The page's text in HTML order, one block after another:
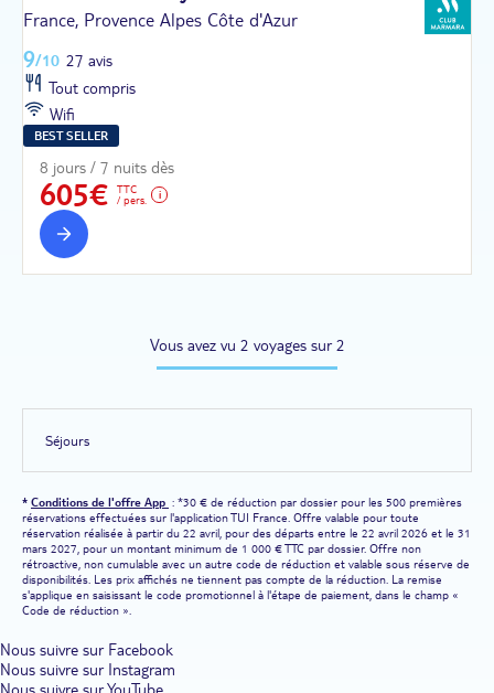
France, Provence Alpes Côte d'Azur
9/10 27 avis
Tout compris
Wifi
BEST SELLER
8 jours / 7 nuits dès
605€
TTC
/ pers.
Vous avez vu 2 voyages sur 2
Séjours
* Conditions de l'offre App : *30 € de réduction par dossier pour les 500 premières
réservations effectuées sur l'application TUI France. Offre valable pour toute
réservation réalisée à partir du 22 avril, pour des départs entre le 22 avril 2026 et le 31
mars 2027, pour un montant minimum de 1 000 € TTC par dossier. Offre non
rétroactive, non cumulable avec un autre code de réduction et valable sous réserve de
disponibilités. Les prix affichés ne tiennent pas compte de la réduction. La remise
s'applique en saisissant le code promotionnel à l'étape de paiement, dans le champ «
Code de réduction ».
Nous suivre sur Facebook
Nous suivre sur Instagram